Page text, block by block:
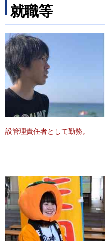
就職等
設管理責任者として勤務。